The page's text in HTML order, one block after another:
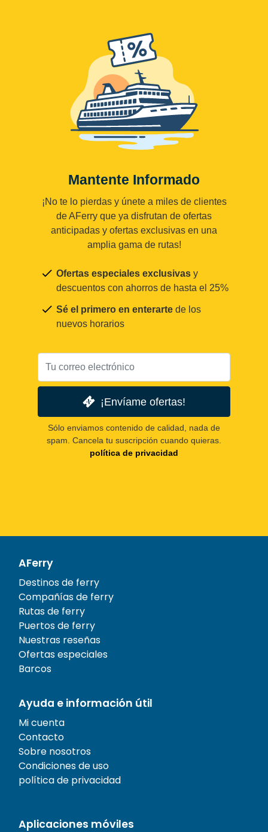
Mantente Informado
¡No te lo pierdas y únete a miles de clientes
de AFerry que ya disfrutan de ofertas
anticipadas y ofertas exclusivas en una
amplia gama de rutas!
Ofertas especiales exclusivas y
descuentos con ahorros de hasta el 25%
Sé el primero en enterarte de los
nuevos horarios
¡Envíame ofertas!
Sólo enviamos contenido de calidad, nada de
spam. Cancela tu suscripción cuando quieras.
política de privacidad
AFerry
Destinos de ferry
Compañías de ferry
Rutas de ferry
Puertos de ferry
Nuestras reseñas
Ofertas especiales
Barcos
Ayuda e información útil
Mi cuenta
Contacto
Sobre nosotros
Condiciones de uso
política de privacidad
Aplicaciones móviles